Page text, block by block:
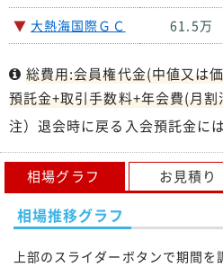
▼ 大熱海国際ＧＣ 61.5万
総費用:会員権代金(中値又は
預託金+取引手数料+年会費(月
注）退会時に戻る入会預託金に
相場グラフ お見積り
相場推移グラフ
上部のスライダーボタンで期間を